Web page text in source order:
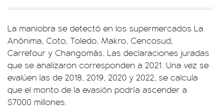
La maniobra se detectó en los supermercados La
Anónima, Coto, Toledo, Makro, Cencosud,
Carrefour y Changomás. Las declaraciones juradas
que se analizaron corresponden a 2021. Una vez se
evalúen las de 2018, 2019, 2020 y 2022, se calcula
que el monto de la evasión podría ascender a
$7000 millones.